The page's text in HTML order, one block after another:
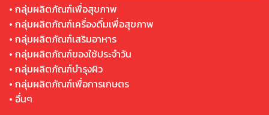
• กลุ่มผลิตภัณฑ์เพื่อสุขภาพ
• กลุ่มผลิตภัณฑ์เครื่องดื่มเพื่อสุขภาพ
• กลุ่มผลิตภัณฑ์เสริมอาหาร
• กลุ่มผลิตภัณฑ์ของใช้ประจำวัน
• กลุ่มผลิตภัณฑ์บำรุงผิว
• กลุ่มผลิตภัณฑ์เพื่อการเกษตร
• อื่นๆ